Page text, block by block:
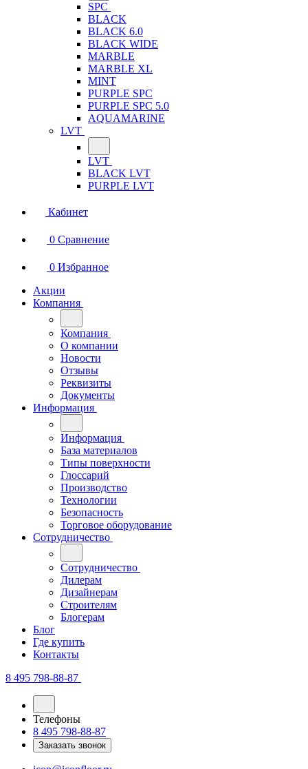
SPC
BLACK
BLACK 6.0
BLACK WIDE
MARBLE
MARBLE XL
MINT
PURPLE SPC
PURPLE SPC 5.0
AQUAMARINE
LVT
LVT
BLACK LVT
PURPLE LVT
Кабинет
0 Сравнение
0 Избранное
Акции
Компания
Компания
О компании
Новости
Отзывы
Реквизиты
Документы
Информация
Информация
База материалов
Типы поверхности
Глоссарий
Производство
Технологии
Безопасность
Торговое оборудование
Сотрудничество
Сотрудничество
Дилерам
Дизайнерам
Строителям
Блогерам
Блог
Где купить
Контакты
8 495 798-88-87
Телефоны
8 495 798-88-87
Заказать звонок